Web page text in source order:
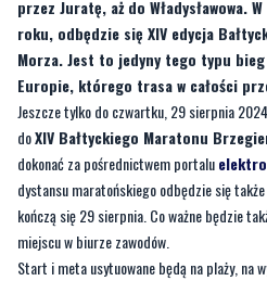
przez Juratę, aż do Władysławowa.
roku, odbędzie się XIV edycja
Morza. Jest to jedyny tego typu
Europie, którego trasa w całości
Jeszcze tylko do czwartku, 29 sierpnia
doXIV Bałtyckiego Maratonu
dokonać za pośrednictwem portalu
dystansu maratońskiego odbędzie się
kończą się 29 sierpnia. Co ważne będzie
miejscu w biurze zawodów.
Start i meta usytuowane będą na plaży, na